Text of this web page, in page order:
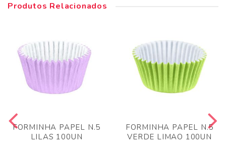
Produtos Relacionados
FORMINHA PAPEL N.5
LILAS 100UN
FORMINHA PAPEL N.5
VERDE LIMAO 100UN